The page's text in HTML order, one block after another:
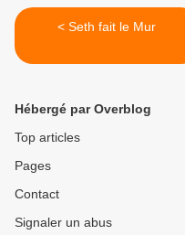
< Seth fait le Mur
Hébergé par Overblog
Top articles
Pages
Contact
Signaler un abus